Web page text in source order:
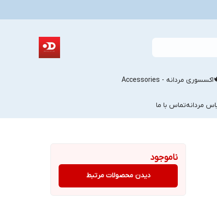
اکسسوری مردانه - Accessories
مردانهتماس با ما
ناموجود
دیدن محصولات مرتبط